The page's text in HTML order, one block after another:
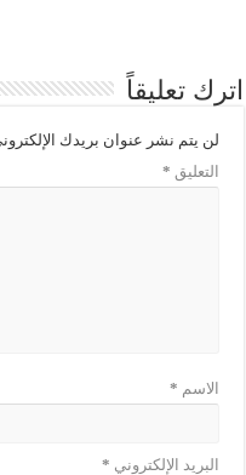
اترك تعليقاً
لن يتم نشر عنوان بريدك
التعليق *
الاسم *
البريد الإلكتروني *